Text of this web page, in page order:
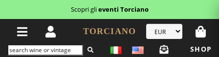
Scopri glieventi Torciano
TORCIANO
SHOP